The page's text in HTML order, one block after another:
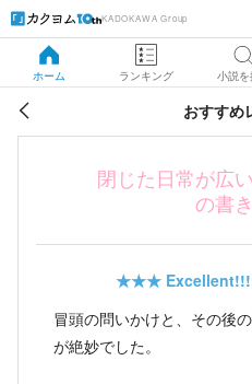
KADOKAWA Group
ホーム ランキング 小説
おすすめ
閉じた日常が広
の書
★★★ Excellent!!!
冒頭の問いかけと、その後
が絶妙でした。